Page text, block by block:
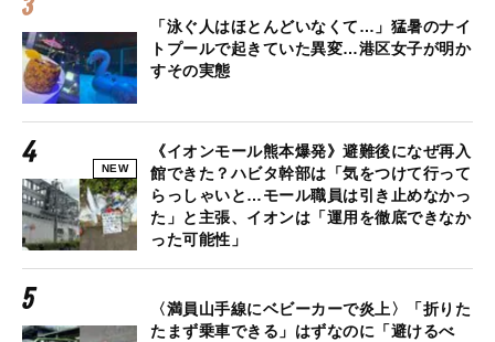
「泳ぐ人はほとんどいなくて…」猛暑のナイ
トプールで起きていた異変…港区女子が明か
すその実態
NEW
《イオンモール熊本爆発》避難後になぜ再入
館できた？ハビタ幹部は「気をつけて行って
らっしゃいと…モール職員は引き止めなかっ
た」と主張、イオンは「運用を徹底できなか
った可能性」
〈満員山手線にベビーカーで炎上〉「折りた
たまず乗車できる」はずなのに「避けるべ